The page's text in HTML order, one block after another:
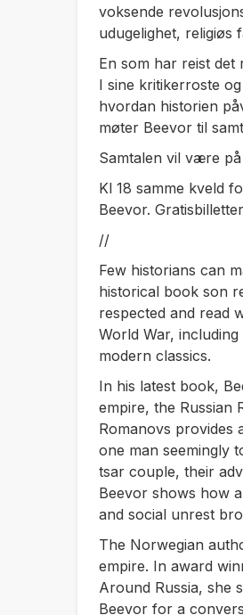
voksende
udugelighet, religiøs
En som har reist det
I sine kritikerroste
hvordan historien
møter Beevor til
Samtalen vil være på
Kl 18 samme kveld
Beevor. Gratisbilletter
//
Few historians can
historical book son
respected and read
World War, including
modern classics.
In his latest book,
empire, the Russian
Romanovs provides
one man seemingly
tsar couple, their
Beevor shows how
and social unrest
The Norwegian
empire. In award
Around Russia, she
Beevor for a